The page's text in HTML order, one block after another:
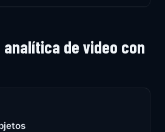
analítica de video con